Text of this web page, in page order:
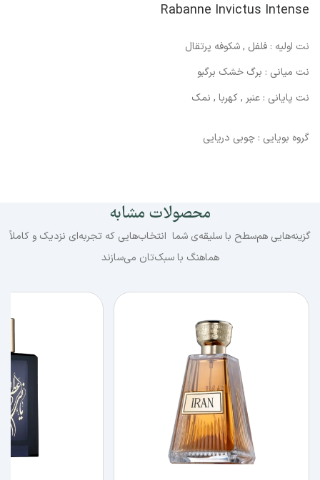
دوستانتان را به تجربه این رایحه دعوت کنید
Rabanne Invictus Intense
نت اولیه : فلفل , شکوفه پرتقال
نت میانی : برگ خشک برگبو
نت پایانی : عنبر , کهربا , نمک
گروه بویایی : چوبی دریایی
محصولات مشابه
گزینه‌هایی هم‌سطح با سلیقه‌ی شما انتخاب‌هایی که تجربه‌ای نزدیک و کاملاً
هماهنگ با سبک‌تان می‌سازند